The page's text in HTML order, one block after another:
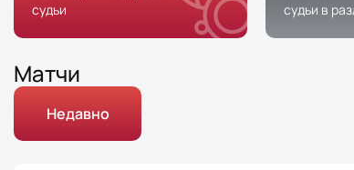
судьи
судьи в
Матчи
Недавно